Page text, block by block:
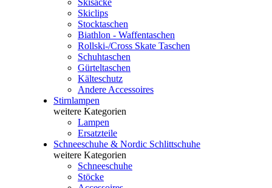
Skisäcke
Skiclips
Stocktaschen
Biathlon - Waffentaschen
Rollski-/Cross Skate Taschen
Schuhtaschen
Gürteltaschen
Kälteschutz
Andere Accessoires
Stirnlampen
weitere Kategorien
Lampen
Ersatzteile
Schneeschuhe & Nordic Schlittschuhe
weitere Kategorien
Schneeschuhe
Stöcke